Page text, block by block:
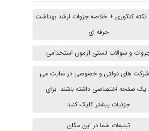
A.balandeh
1000 نکته کنکوری + خلاصه جزوات ارشد بهداشت
حرفه ای
و سوالات تستی آزمون استخدامی
شرکت های دولتی و خصوصی در سایت می
یک صفحه اختصاصی داشته باشند. برای
جزئیات بیشتر کلیک کنید
تبلیغات شما در این مکان